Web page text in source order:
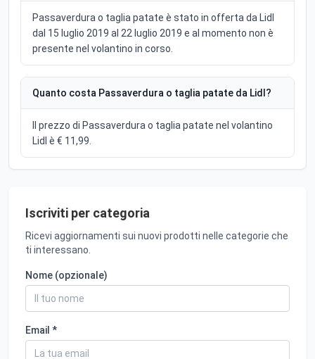
Passaverdura o taglia patate è stato in offerta da Lidl
dal 15 luglio 2019 al 22 luglio 2019 e al momento non è
presente nel volantino in corso.
Quanto costa Passaverdura o taglia patate da Lidl?
Il prezzo di Passaverdura o taglia patate nel volantino
Lidl è € 11,99.
Iscriviti per categoria
Ricevi aggiornamenti sui nuovi prodotti nelle categorie che
ti interessano.
Nome (opzionale)
Email *